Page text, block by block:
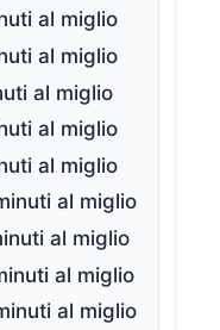
al miglio
al miglio
al miglio
al miglio
al miglio
al miglio
al miglio
al miglio
al miglio